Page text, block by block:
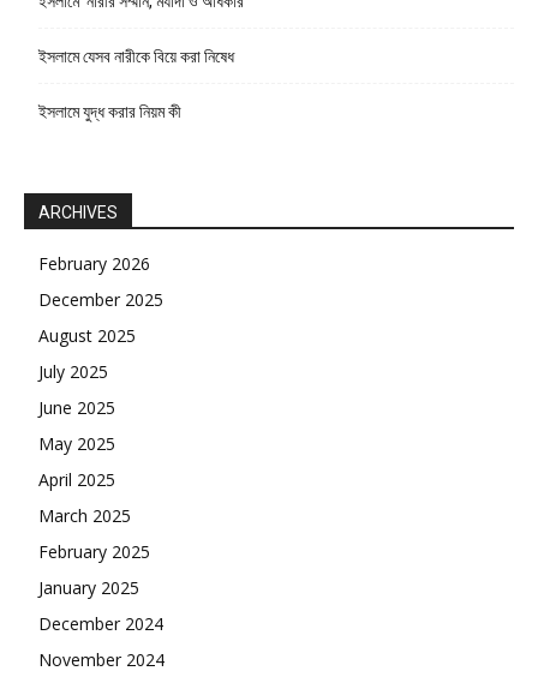
ইসলামে যেসব নারীকে বিয়ে করা নিষেধ
ইসলামে যুদ্ধ করার নিয়ম কী
ARCHIVES
February 2026
December 2025
August 2025
July 2025
June 2025
May 2025
April 2025
March 2025
February 2025
January 2025
December 2024
November 2024